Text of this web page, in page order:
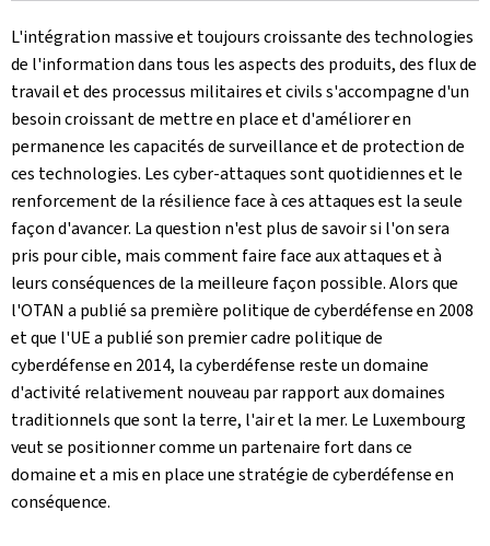
L'intégration massive et toujours croissante des technologies
de l'information dans tous les aspects des produits, des flux de
travail et des processus militaires et civils s'accompagne d'un
besoin croissant de mettre en place et d'améliorer en
permanence les capacités de surveillance et de protection de
ces technologies. Les cyber-attaques sont quotidiennes et le
renforcement de la résilience face à ces attaques est la seule
façon d'avancer. La question n'est plus de savoir si l'on sera
pris pour cible, mais comment faire face aux attaques et à
leurs conséquences de la meilleure façon possible. Alors que
l'OTAN a publié sa première politique de cyberdéfense en 2008
et que l'UE a publié son premier cadre politique de
cyberdéfense en 2014, la cyberdéfense reste un domaine
d'activité relativement nouveau par rapport aux domaines
traditionnels que sont la terre, l'air et la mer. Le Luxembourg
veut se positionner comme un partenaire fort dans ce
domaine et a mis en place une stratégie de cyberdéfense en
conséquence.